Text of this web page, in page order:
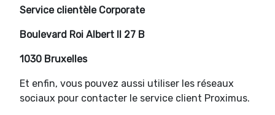
Service clientèle Corporate
Boulevard Roi Albert II 27 B
1030 Bruxelles
Et enfin, vous pouvez aussi utiliser les réseaux
sociaux pour contacter le service client Proximus.